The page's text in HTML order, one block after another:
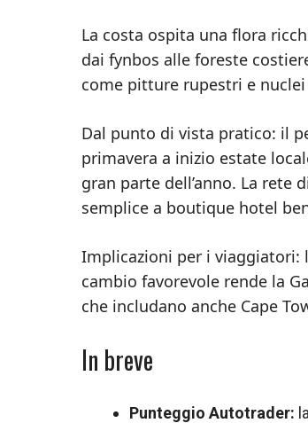
La costa ospita una flora
dai fynbos alle foreste
come pitture rupestri e
Dal punto di vista pratico: il
primavera a inizio estate
gran parte dell’anno. La rete
semplice a boutique hotel
Implicazioni per i viaggiatori:
cambio favorevole rende la
che includano anche Cape
In breve
Punteggio Autotrader: